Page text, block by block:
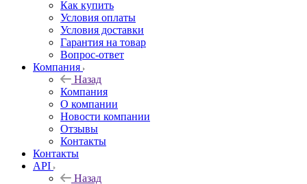
Как купить
Условия оплаты
Условия доставки
Гарантия на товар
Вопрос-ответ
Компания
Назад
Компания
О компании
Новости компании
Отзывы
Контакты
Контакты
API
Назад